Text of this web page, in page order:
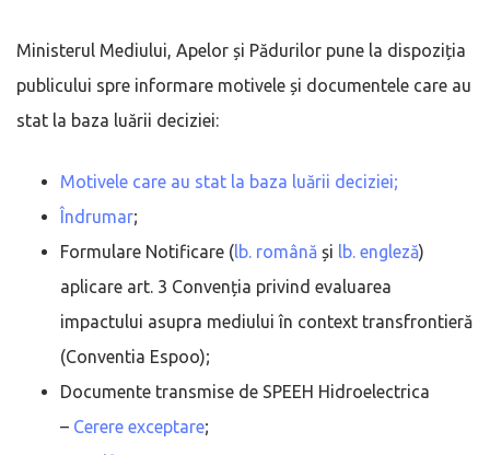
Ministerul Mediului, Apelor și Pădurilor pune la dispoziția
publicului spre informare motivele și documentele care au
stat la baza luării deciziei:
Motivele care au stat la baza luării deciziei;
Îndrumar;
Formulare Notificare (lb. română și lb. engleză)
aplicare art. 3 Convenția privind evaluarea
impactului asupra mediului în context transfrontieră
(Conventia Espoo);
Documente transmise de SPEEH Hidroelectrica
– Cerere exceptare;